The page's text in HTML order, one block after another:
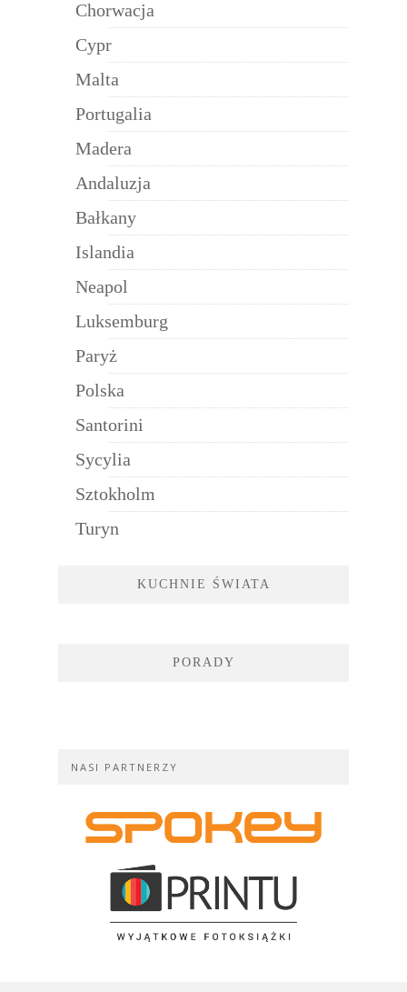
Chorwacja
Cypr
Malta
Portugalia
Madera
Andaluzja
Bałkany
Islandia
Neapol
Luksemburg
Paryż
Polska
Santorini
Sycylia
Sztokholm
Turyn
KUCHNIE ŚWIATA
PORADY
NASI PARTNERZY